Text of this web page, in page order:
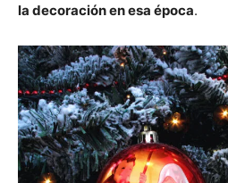
la decoración en esa época.